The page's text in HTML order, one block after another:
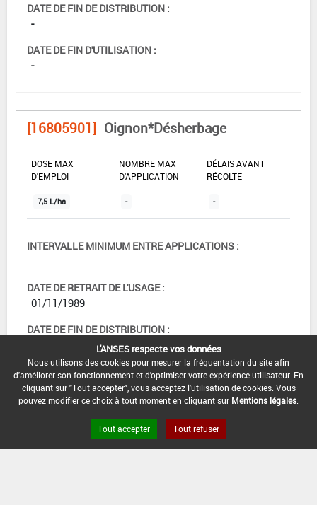
DATE DE FIN DE DISTRIBUTION :
-
DATE DE FIN D'UTILISATION :
-
[16805901] Oignon*Désherbage
DOSE MAX
D'EMPLOI
NOMBRE MAX
D'APPLICATION
DÉLAIS AVANT
RÉCOLTE
7,5 L/ha - -
INTERVALLE MINIMUM ENTRE APPLICATIONS :
-
DATE DE RETRAIT DE L'USAGE :
01/11/1989
DATE DE FIN DE DISTRIBUTION :
DATE DE FIN D'UTILISATION :
-
L'ANSES respecte vos données
Nous utilisons des cookies pour mesurer la fréquentation du site afin
d'améliorer son fonctionnement et d'optimiser votre expérience utilisateur. En
cliquant sur "Tout accepter", vous acceptez l'utilisation de cookies. Vous
pouvez modifier ce choix à tout moment en cliquant sur Mentions légales
Tout accepter Tout refuser